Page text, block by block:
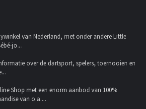
van Nederland, met onder andere Little
jo...
over de dartsport, spelers, toernooien en
Shop met een enorm aanbod van 100%
van o.a....